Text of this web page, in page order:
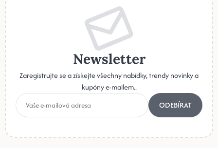
Newsletter
Zaregistrujte se a získejte všechny nabídky, trendy novinky a
kupóny e-mailem..
ODEBÍRAT